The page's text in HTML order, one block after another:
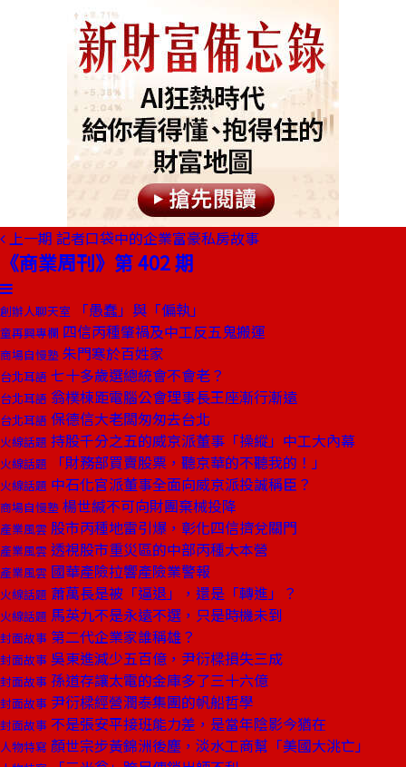
上一期 記者口袋中的企業富豪私房故事
《商業周刊》第 402 期
創辦人聊天室 「愚蠢」與「偏執」
童再興專欄 四信丙種肇禍及中工反五鬼搬運
商場自慢塾 朱門寒於百姓家
台北耳語 七十多歲選總統會不會老？
台北耳語 翁樸棟距電腦公會理事長王座漸行漸遠
台北耳語 保德信大老闆匆匆去台北
火線話題 持股千分之五的威京派董事「操縱」中工大內幕
火線話題 「財務部買賣股票，聽京華的不聽我的！」
火線話題 中石化官派董事全面向威京派投誠稱臣？
商場自慢塾 楊世緘不可向財團棄械投降
產業風雲 股市丙種地雷引爆，彰化四信擠兌關門
產業風雲 透視股市重災區的中部丙種大本營
產業風雲 國華產險拉響產險業警報
火線話題 蕭萬長是被「逼退」，還是「轉進」？
火線話題 馬英九不是永遠不選，只是時機未到
封面故事 第二代企業家誰稱雄？
封面故事 吳東進減少五百億，尹衍樑損失三成
封面故事 孫道存讓太電的金庫多了三十六億
封面故事 尹衍樑經營潤泰集團的帆船哲學
封面故事 不是張安平接班能力差，是當年陰影今猶在
人物特寫 顏世宗步黃錦洲後塵，淡水工商幫「美國大洮亡」